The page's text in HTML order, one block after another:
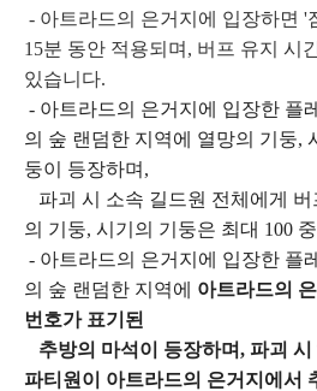
- 아트라드의 은거지에 입장하면 '
15분 동안 적용되며, 버프 유지 시
있습니다.
- 아트라드의 은거지에 입장한 플
의 숲 랜덤한 지역에 열망의 기둥,
둥이 등장하며,
파괴 시 소속 길드원 전체에게
의 기둥, 시기의 기둥은 최대 100
- 아트라드의 은거지에 입장한 플
의 숲 랜덤한 지역에 아트라드의
번호가 표기된
추방의 마석이 등장하며, 파괴
파티원이 아트라드의 은거지에서